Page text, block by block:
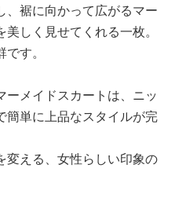
、裾に向かって広がるマー
しく見せてくれる一枚。
す。
メイドスカートは、ニッ
簡単に上品なスタイルが完
変える、女性らしい印象の